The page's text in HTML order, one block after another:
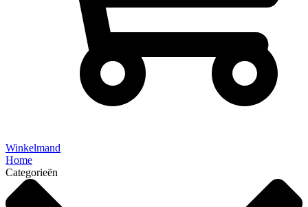
Winkelmand
Home
Categorieën